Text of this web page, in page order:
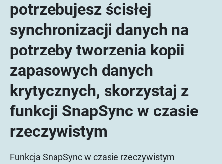
potrzebujesz ścisłej
synchronizacji danych na
potrzeby tworzenia kopii
zapasowych danych
krytycznych, skorzystaj z
funkcji SnapSync w czasie
rzeczywistym
Funkcja SnapSync w czasie rzeczywistym